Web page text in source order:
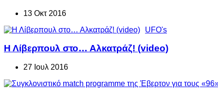
13 Οκτ 2016
UFO's
Η Λίβερπουλ στο… Αλκατράζ! (video)
27 Ιουλ 2016